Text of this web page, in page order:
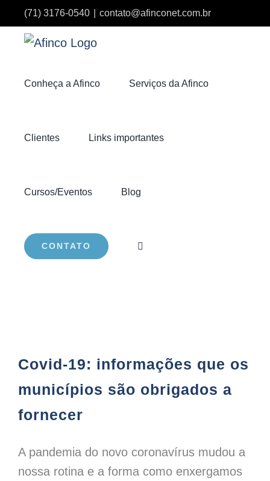
para
(71) 3176-0540 contato@afinconet.com.br
Conheça a Afinco Serviços da Afinco
Clientes Links importantes
Cursos/Eventos Blog
CONTATO
Covid-19: informações que os
municípios são obrigados a
fornecer
A pandemia do novo coronavírus mudou a
nossa rotina e a forma como enxergamos